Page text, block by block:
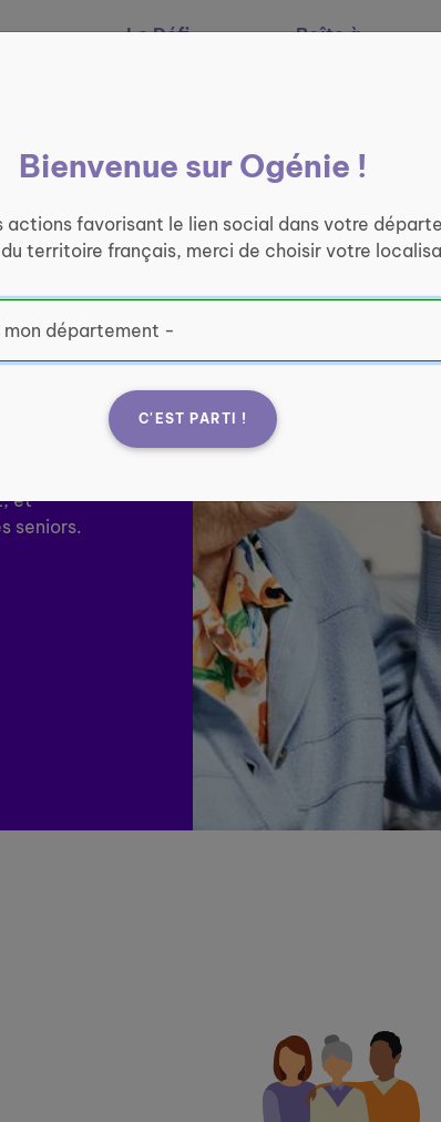
Le Défi
Boîte à
Bienvenue sur Ogénie !
actions favorisant le lien social dans votre
du territoire français, merci de choisir votre
C'EST PARTI !
vous
et
seniors.